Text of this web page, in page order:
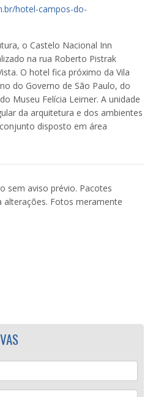
hotel-campos-do-
o Castelo Nacional Inn
na rua Roberto Pistrak
O hotel fica próximo da Vila
do Governo de São Paulo, do
Museu Felícia Leirner. A unidade
da arquitetura e dos ambientes
disposto em área
sem aviso prévio. Pacotes
alterações. Fotos meramente